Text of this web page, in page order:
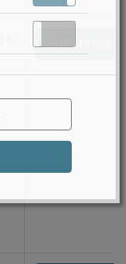
Zum